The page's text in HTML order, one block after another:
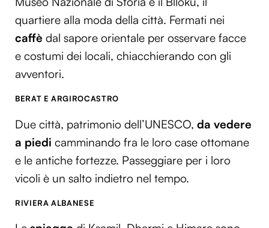
quartiere alla moda della città. Fermati nei
caffè dal sapore orientale per osservare facce
e costumi dei locali, chiacchierando con gli
avventori.
BERAT E ARGIROCASTRO
Due città, patrimonio dell’UNESCO, da vedere
a piedi camminando fra le loro case ottomane
e le antiche fortezze. Passeggiare per i loro
vicoli è un salto indietro nel tempo.
RIVIERA ALBANESE